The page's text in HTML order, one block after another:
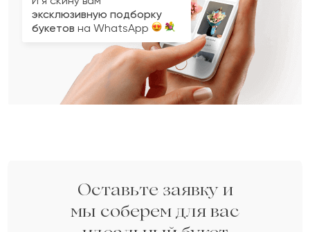
эксклюзивную подборку
букетов на WhatsApp
до 100 Br до 200 Br
Женщине Мужчине
Оставьте заявку и
мы соберем для вас